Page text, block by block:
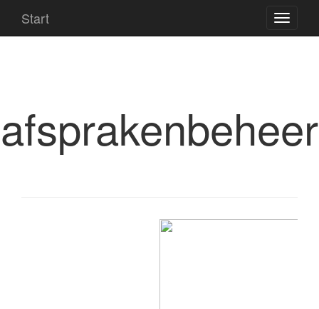
Start
afsprakenbeheer